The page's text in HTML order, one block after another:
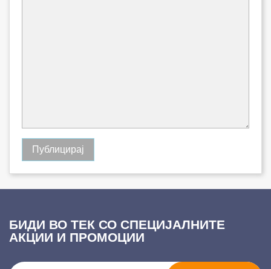
БИДИ ВО ТЕК СО СПЕЦИЈАЛНИТЕ
АКЦИИ И ПРОМОЦИИ